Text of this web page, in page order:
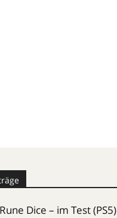
Rune Dice – im Test (PS5)